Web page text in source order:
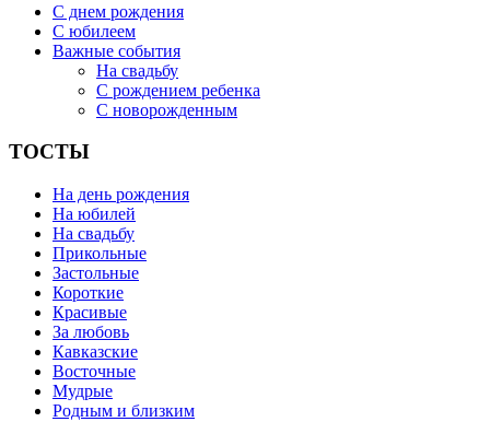
С днем рождения
С юбилеем
Важные события
На свадьбу
С рождением ребенка
С новорожденным
ТОСТЫ
На день рождения
На юбилей
На свадьбу
Прикольные
Застольные
Короткие
Красивые
За любовь
Кавказские
Восточные
Мудрые
Родным и близким